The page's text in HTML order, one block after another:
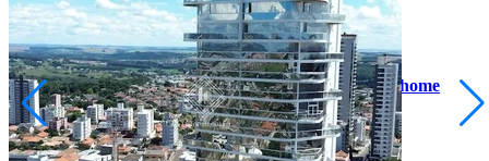
Centro
R$ 4.500.000,00
Cobertura duplex de alto luxo | Edifício vivere space home
Ponta Grossa/PR
2073079.001